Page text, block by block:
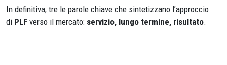
In definitiva, tre le parole chiave che sintetizzano l’approccio
di PLF verso il mercato: servizio, lungo termine, risultato.